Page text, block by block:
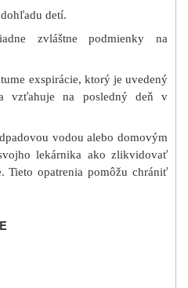
detí.
zvláštne podmienky na
exspirácie, ktorý je uvedený
vzťahuje na posledný deň v
vodou alebo domovým
lekárnika ako zlikvidovať
Tieto opatrenia pomôžu chrániť